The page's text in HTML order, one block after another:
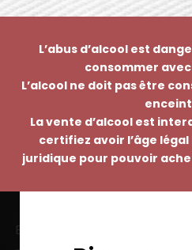
L’abus d’alcool est
consommer
L’alcool ne doit pas être
La vente d’alcool est
certifiez avoir l’âge
juridique pour pouvoir
EMMANUEL NASTI